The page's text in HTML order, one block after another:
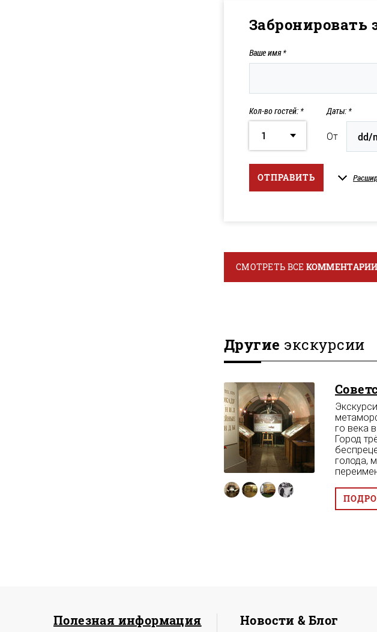
Забронировать
Ваше имя*
Кол-во гостей: *
1
Даты: *
От
ОТПРАВИТЬ
СМОТРЕТЬ ВСЕ КОММЕНТАРИИ
Другие экскурсии
го века
Город
голода,
Полезная информация Новости & Блог